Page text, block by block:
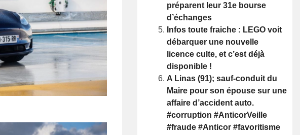
préparent leur 31e bourse
d’échanges
Infos toute fraiche : LEGO voit
débarquer une nouvelle
licence culte, et c’est déjà
disponible !
A Linas (91); sauf-conduit du
Maire pour son épouse sur une
affaire d’accident auto.
#corruption #AnticorVeille
#fraude #Anticor #favoritisme